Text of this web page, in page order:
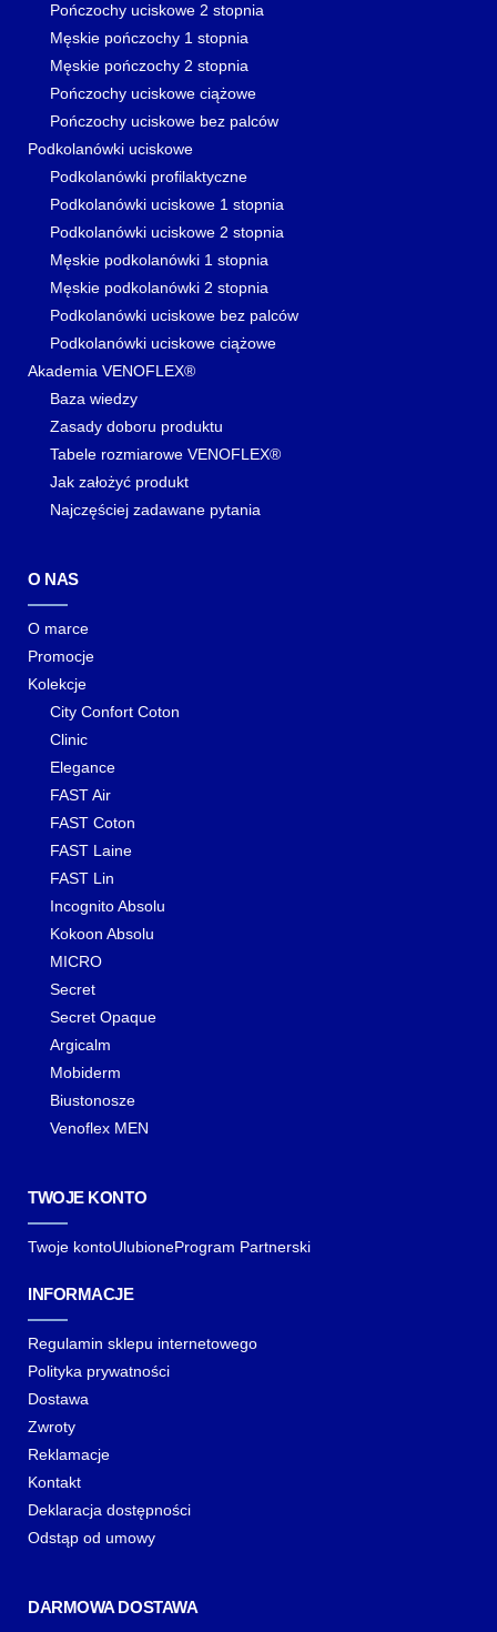
Pończochy uciskowe 2 stopnia
Męskie pończochy 1 stopnia
Męskie pończochy 2 stopnia
Pończochy uciskowe ciążowe
Pończochy uciskowe bez palców
Podkolanówki uciskowe
Podkolanówki profilaktyczne
Podkolanówki uciskowe 1 stopnia
Podkolanówki uciskowe 2 stopnia
Męskie podkolanówki 1 stopnia
Męskie podkolanówki 2 stopnia
Podkolanówki uciskowe bez palców
Podkolanówki uciskowe ciążowe
Akademia VENOFLEX®
Baza wiedzy
Zasady doboru produktu
Tabele rozmiarowe VENOFLEX®
Jak założyć produkt
Najczęściej zadawane pytania
O NAS
O marce
Promocje
Kolekcje
City Confort Coton
Clinic
Elegance
FAST Air
FAST Coton
FAST Laine
FAST Lin
Incognito Absolu
Kokoon Absolu
MICRO
Secret
Secret Opaque
Argicalm
Mobiderm
Biustonosze
Venoflex MEN
TWOJE KONTO
Twoje kontoUlubioneProgram Partnerski
INFORMACJE
Regulamin sklepu internetowego
Polityka prywatności
Dostawa
Zwroty
Reklamacje
Kontakt
Deklaracja dostępności
Odstąp od umowy
DARMOWA DOSTAWA